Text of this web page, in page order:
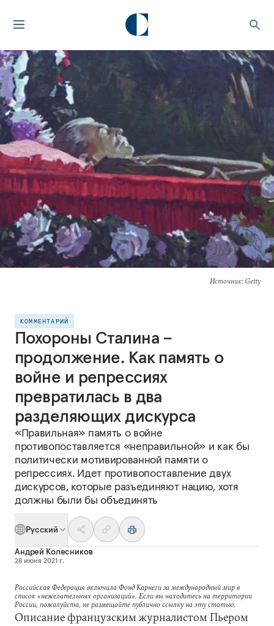
Источник: Getty
КОММЕНТАРИЙ
Похороны Сталина –
продолжение. Как память о
войне и репрессиях
превратилась в два
разделяющих дискурса
«Правильная» память о войне
противопоставляется «неправильной» и как бы
политически мотивированной памяти о
репрессиях. Идет противопоставление двух
дискурсов, которые разъединяют нацию, хотя
должны были бы объединять
Русский
Андрей Колесников
28 июня 2021 г.
Российская Федерация включила Фонд Карнеги за международный мир в
список «нежелательных организаций». Если вы находитесь на территории
России, пожалуйста, не размещайте публично ссылку на эту статью.
Описание французским журналистом Пьером